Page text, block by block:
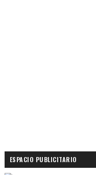
ESPACIO PUBLICITARIO